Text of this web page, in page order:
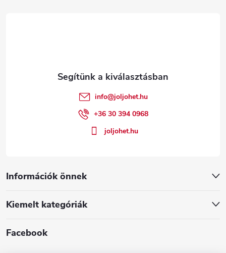
Információk önnek
Kiemelt kategóriák
Facebook
info@joljohet.hu
+36 30 394 0968
joljohet.hu